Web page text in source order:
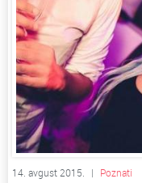
14. avgust 2015. | Poznati